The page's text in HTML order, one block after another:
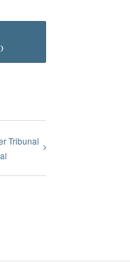
Tribunal